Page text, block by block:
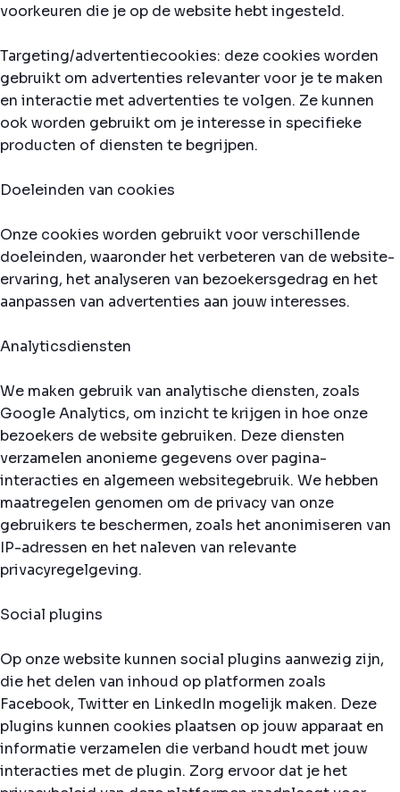
voorkeuren die je op de website hebt ingesteld.
Targeting/advertentiecookies: deze cookies worden
gebruikt om advertenties relevanter voor je te maken
en interactie met advertenties te volgen. Ze kunnen
ook worden gebruikt om je interesse in specifieke
producten of diensten te begrijpen.
Doeleinden van cookies
Onze cookies worden gebruikt voor verschillende
doeleinden, waaronder het verbeteren van de website-
ervaring, het analyseren van bezoekersgedrag en het
aanpassen van advertenties aan jouw interesses.
Analyticsdiensten
We maken gebruik van analytische diensten, zoals
Google Analytics, om inzicht te krijgen in hoe onze
bezoekers de website gebruiken. Deze diensten
verzamelen anonieme gegevens over pagina-
interacties en algemeen websitegebruik. We hebben
maatregelen genomen om de privacy van onze
gebruikers te beschermen, zoals het anonimiseren van
IP-adressen en het naleven van relevante
privacyregelgeving.
Social plugins
Op onze website kunnen social plugins aanwezig zijn,
die het delen van inhoud op platformen zoals
Facebook, Twitter en LinkedIn mogelijk maken. Deze
plugins kunnen cookies plaatsen op jouw apparaat en
informatie verzamelen die verband houdt met jouw
interacties met de plugin. Zorg ervoor dat je het